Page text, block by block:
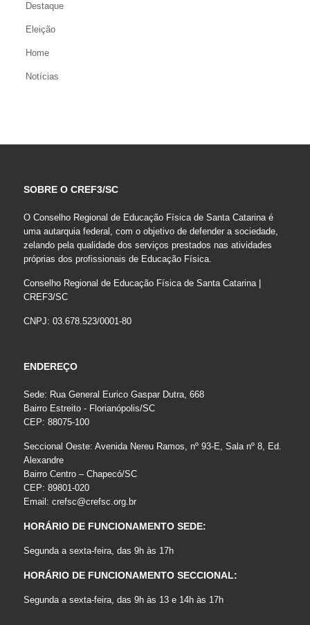
Destaque
Eleição
Home
Notícias
SOBRE O CREF3/SC
O Conselho Regional de Educação Física de Santa Catarina é
uma autarquia federal, com o objetivo de defender a sociedade,
zelando pela qualidade dos serviços prestados nas atividades
próprias dos profissionais de Educação Física.
Conselho Regional de Educação Física de Santa Catarina |
CREF3/SC
CNPJ: 03.678.523/0001-80
ENDEREÇO
Sede: Rua General Eurico Gaspar Dutra, 668
Bairro Estreito - Florianópolis/SC
CEP: 88075-100
Seccional Oeste: Avenida Nereu Ramos, nº 93-E, Sala nº 8, Ed.
Alexandre
Bairro Centro – Chapecó/SC
CEP: 89801-020
Email: crefsc@crefsc.org.br
HORÁRIO DE FUNCIONAMENTO SEDE:
Segunda a sexta-feira, das 9h às 17h
HORÁRIO DE FUNCIONAMENTO SECCIONAL:
Segunda a sexta-feira, das 9h às 13 e 14h às 17h